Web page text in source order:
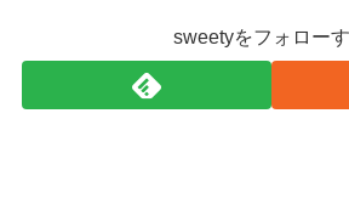
sweetyをフォロー